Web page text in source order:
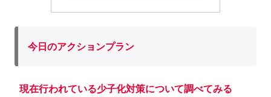
今日のアクションプラン
現在行われている少子化対策について調べてみる